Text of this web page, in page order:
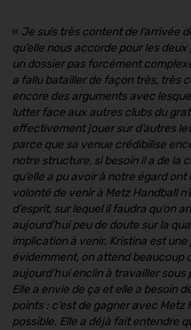
« Je suis très content de l’arrivée
qu’elle nous accorde pour les
un dossier pas forcément
a fallu batailler de façon très, très
encore des arguments avec
lutter face aux autres clubs du
effectivement jouer sur d’autres
parce que sa venue crédibilise
notre structure, si besoin il a de la
qu’elle a pu avoir à notre égard
volonté de venir à Metz Handball
d’esprit, sur lequel il faudra qu’on
aujourd’hui peu de doute sur la
implication à venir. Kristina est
évidemment, on attend beaucoup
aujourd’hui enclin à travailler sous
Elle a envie de ça et elle a besoin
points : c’est de gagner avec Metz
possible. Elle a déjà fait entendre